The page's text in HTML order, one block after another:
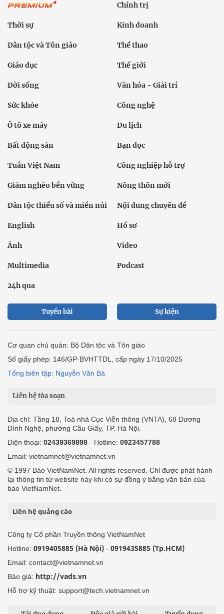
Chính trị
Thời sự Kinh doanh
Dân tộc và Tôn giáo Thể thao
Giáo dục Thế giới
Đời sống Văn hóa - Giải trí
Sức khỏe Công nghệ
Ô tô xe máy Du lịch
Bất động sản Bạn đọc
Tuần Việt Nam Công nghiệp hỗ trợ
Giảm nghèo bền vững Nông thôn mới
Dân tộc thiểu số và miền núi Nội dung chuyên đề
English Hồ sơ
Ảnh Video
Multimedia Podcast
24h qua
Tuyến bài Sự kiện
Cơ quan chủ quản: Bộ Dân tộc và Tôn giáo
Số giấy phép: 146/GP-BVHTTDL, cấp ngày 17/10/2025
Tổng biên tập: Nguyễn Văn Bá
Liên hệ tòa soạn
Địa chỉ: Tầng 18, Toà nhà Cục Viễn thông (VNTA), 68 Dương
Đình Nghệ, phường Cầu Giấy, TP. Hà Nội.
Điện thoại: 02439369898 - Hotline: 0923457788
Email: vietnamnet@vietnamnet.vn
© 1997 Báo VietNamNet. All rights reserved. Chỉ được phát hành
lại thông tin từ website này khi có sự đồng ý bằng văn bản của
báo VietNamNet.
Liên hệ quảng cáo
Công ty Cổ phần Truyền thông VietNamNet
Hotline: 0919405885 (Hà Nội) - 0919435885 (Tp.HCM)
Email: contact@vietnamnet.vn
Báo giá: http://vads.vn
Hỗ trợ kỹ thuật: support@tech.vietnamnet.vn